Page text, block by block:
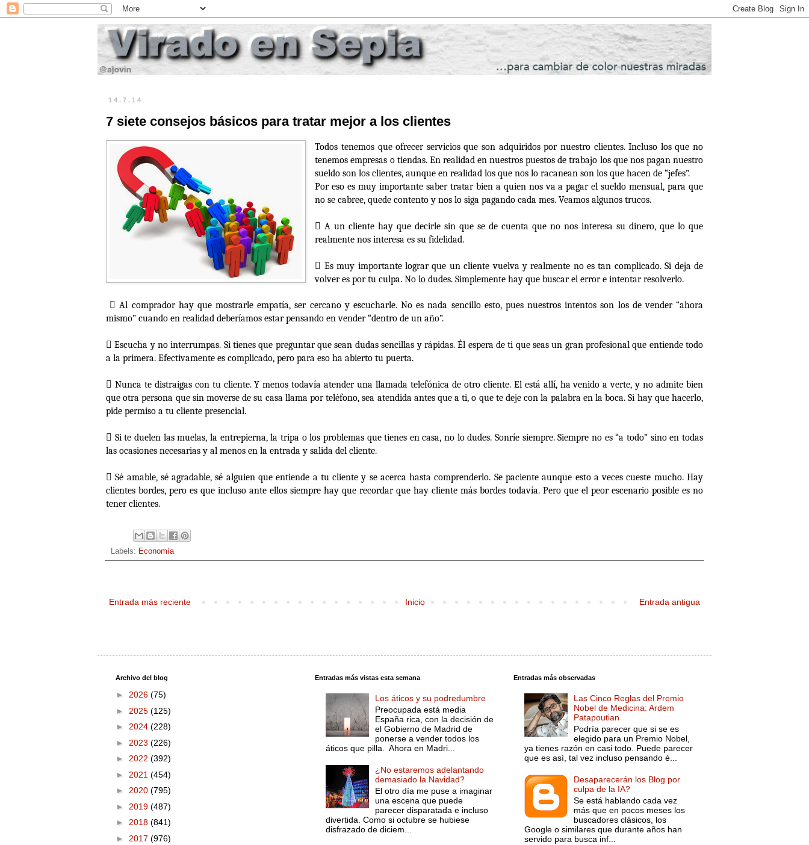
14.7.14
7 siete consejos básicos para tratar mejor a los clientes
Todos tenemos que ofrecer servicios que son adquiridos por nuestro clientes. Incluso los que no
tenemos empresas o tiendas. En realidad en nuestros puestos de trabajo los que nos pagan nuestro
sueldo son los clientes, aunque en realidad los que nos lo racanean son los que hacen de “jefes”.
Por eso es muy importante saber tratar bien a quien nos va a pagar el sueldo mensual, para que
no se cabree, quede contento y nos lo siga pagando cada mes. Veamos algunos trucos.
 A un cliente hay que decirle sin que se de cuenta que no nos interesa su dinero, que lo que
realmente nos interesa es su fidelidad.
 Es muy importante lograr que un cliente vuelva y realmente no es tan complicado. Si deja de
volver es por tu culpa. No lo dudes. Simplemente hay que buscar el error e intentar resolverlo.
 Al comprador hay que mostrarle empatía, ser cercano y escucharle. No es nada sencillo esto, pues nuestros intentos son los de vender “ahora
mismo” cuando en realidad deberíamos estar pensando en vender “dentro de un año”.
Escucha y no interrumpas. Si tienes que preguntar que sean dudas sencillas y rápidas. Él espera de ti que seas un gran profesional que entiende todo
a la primera. Efectivamente es complicado, pero para eso ha abierto tu puerta.
 Nunca te distraigas con tu cliente. Y menos todavía atender una llamada telefónica de otro cliente. El está allí, ha venido a verte, y no admite bien
que otra persona que sin moverse de su casa llama por teléfono, sea atendida antes que a ti, o que te deje con la palabra en la boca. Si hay que hacerlo,
pide permiso a tu cliente presencial.
 Si te duelen las muelas, la entrepierna, la tripa o los problemas que tienes en casa, no lo dudes. Sonríe siempre. Siempre no es “a todo” sino en todas
las ocasiones necesarias y al menos en la entrada y salida del cliente.
Sé amable, sé agradable, sé alguien que entiende a tu cliente y se acerca hasta comprenderlo. Se paciente aunque esto a veces cueste mucho. Hay
clientes bordes, pero es que incluso ante ellos siempre hay que recordar que hay cliente más bordes todavía. Pero que el peor escenario posible es no
tener clientes.
Labels: Economía
Entrada más reciente Entrada antigua
Inicio
Archivo del blog
► 2026 (75)
► 2025 (125)
► 2024 (228)
► 2023 (226)
► 2022 (392)
► 2021 (454)
► 2020 (795)
► 2019 (487)
► 2018 (841)
► 2017 (976)
Entradas más vistas esta semana
Los áticos y su podredumbre
Preocupada está media
España rica, con la decisión de
el Gobierno de Madrid de
ponerse a vender todos los
áticos que pilla. Ahora en Madri...
¿No estaremos adelantando
demasiado la Navidad?
El otro día me puse a imaginar
una escena que puede
parecer disparatada e incluso
divertida. Como si octubre se hubiese
disfrazado de diciem...
Entradas más observadas
Las Cinco Reglas del Premio
Nobel de Medicina: Ardem
Patapoutian
Podría parecer que si se es
elegido para un Premio Nobel,
ya tienes razón en casi todo. Puede parecer
que es así, tal vez incluso pensando é...
Desaparecerán los Blog por
culpa de la IA?
Se está hablando cada vez
más que en pocos meses los
buscadores clásicos, los
Google o similares que durante años han
servido para busca inf...